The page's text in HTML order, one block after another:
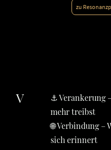
zu
V
⚓ Verankerung
mehr treibst
🌐 Verbindung –
sich erinnert